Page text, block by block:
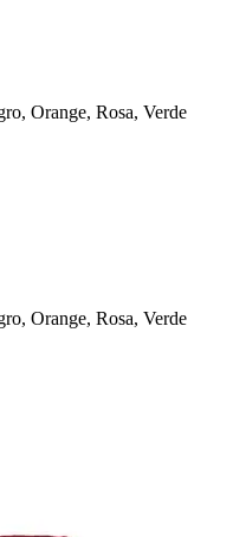
Orange, Rosa, Verde
Orange, Rosa, Verde